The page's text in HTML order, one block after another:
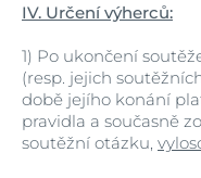
IV. Určení výherců:
1) Po ukončení
(resp. jejich
době jejího konání
pravidla a současně
soutěžní otázku,